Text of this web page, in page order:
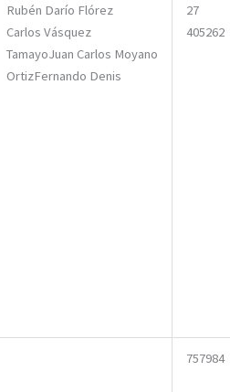
Rubén Darío Flórez
Carlos Vásquez
TamayoJuan Carlos Moyano
OrtizFernando Denis
27
405262
757984